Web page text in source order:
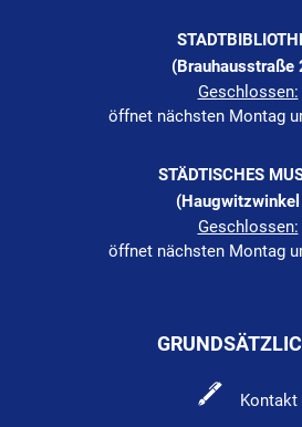
(Brauhausstraße
Klicken, um weitere Öffnungs-
Geschlossen:
öffnet nächsten Montag
STÄDTISCHES
Klicken, um weitere Öffnungs-
Geschlossen:
öffnet nächsten Montag
Kontakt